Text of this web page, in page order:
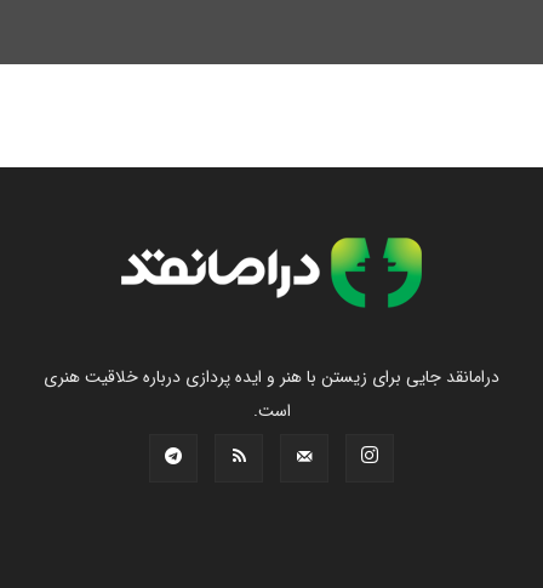
درامانقد جایی برای زیستن با هنر و ایده پردازی درباره خلاقیت هنری
است.